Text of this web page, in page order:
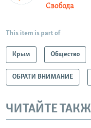
Свобода
This item is part of
Крым Общество
ОБРАТИ ВНИМАНИЕ
ЧИТАЙТЕ